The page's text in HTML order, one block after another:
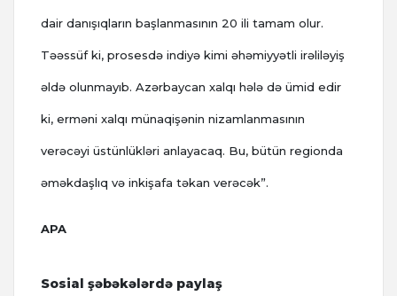
dair danışıqların başlanmasının 20 ili tamam olur.
Təəssüf ki, prosesdə indiyə kimi əhəmiyyətli irəliləyiş
əldə olunmayıb. Azərbaycan xalqı hələ də ümid edir
ki, erməni xalqı münaqişənin nizamlanmasının
verəcəyi üstünlükləri anlayacaq. Bu, bütün regionda
əməkdaşlıq və inkişafa təkan verəcək”.
APA
Sosial şəbəkələrdə paylaş